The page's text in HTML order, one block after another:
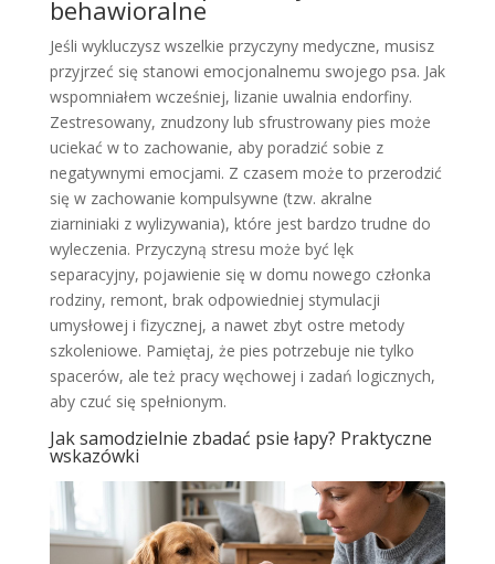
behawioralne
Jeśli wykluczysz wszelkie przyczyny medyczne, musisz
przyjrzeć się stanowi emocjonalnemu swojego psa. Jak
wspomniałem wcześniej, lizanie uwalnia endorfiny.
Zestresowany, znudzony lub sfrustrowany pies może
uciekać w to zachowanie, aby poradzić sobie z
negatywnymi emocjami. Z czasem może to przerodzić
się w zachowanie kompulsywne (tzw. akralne
ziarniniaki z wylizywania), które jest bardzo trudne do
wyleczenia. Przyczyną stresu może być lęk
separacyjny, pojawienie się w domu nowego członka
rodziny, remont, brak odpowiedniej stymulacji
umysłowej i fizycznej, a nawet zbyt ostre metody
szkoleniowe. Pamiętaj, że pies potrzebuje nie tylko
spacerów, ale też pracy węchowej i zadań logicznych,
aby czuć się spełnionym.
Jak samodzielnie zbadać psie łapy? Praktyczne
wskazówki